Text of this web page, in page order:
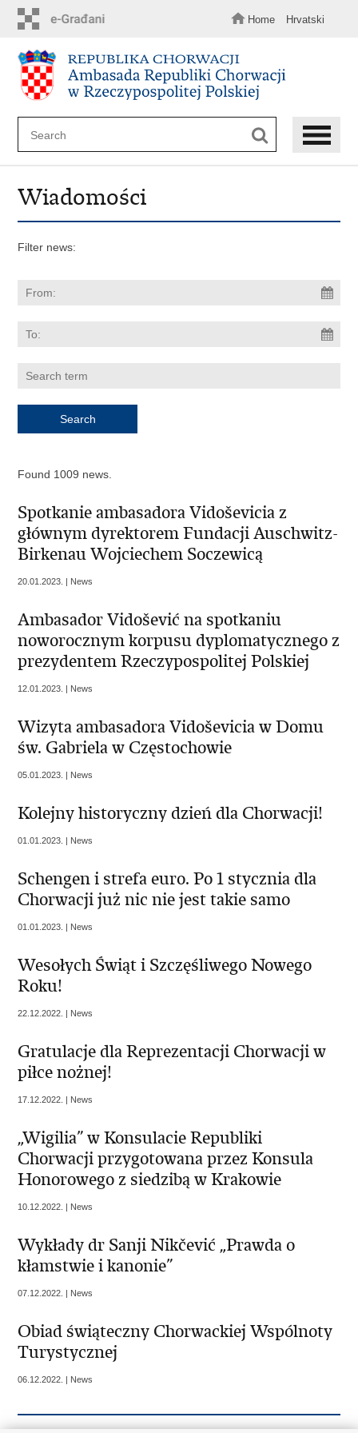
content
Home Hrvatski
Wiadomości
Filter news:
Found 1009 news.
Spotkanie ambasadora Vidoševicia z
głównym dyrektorem Fundacji Auschwitz-
Birkenau Wojciechem Soczewicą
20.01.2023. | News
Ambasador Vidošević na spotkaniu
noworocznym korpusu dyplomatycznego z
prezydentem Rzeczypospolitej Polskiej
12.01.2023. | News
Wizyta ambasadora Vidoševicia w Domu
św. Gabriela w Częstochowie
05.01.2023. | News
Kolejny historyczny dzień dla Chorwacji!
01.01.2023. | News
Schengen i strefa euro. Po 1 stycznia dla
Chorwacji już nic nie jest takie samo
01.01.2023. | News
Wesołych Świąt i Szczęśliwego Nowego
Roku!
22.12.2022. | News
Gratulacje dla Reprezentacji Chorwacji w
piłce nożnej!
17.12.2022. | News
„Wigilia” w Konsulacie Republiki
Chorwacji przygotowana przez Konsula
Honorowego z siedzibą w Krakowie
10.12.2022. | News
Wykłady dr Sanji Nikčević „Prawda o
kłamstwie i kanonie”
07.12.2022. | News
Obiad świąteczny Chorwackiej Wspólnoty
Turystycznej
06.12.2022. | News